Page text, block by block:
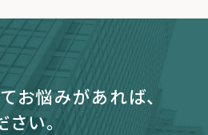
お悩みがあれば、
い。